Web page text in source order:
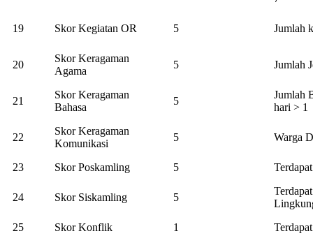
19 Skor Kegiatan OR 5 Jumlah
20
Skor Keragaman
Agama
5 Jumlah
21
Skor Keragaman
Bahasa
5
Jumlah
hari > 1
22
Skor Keragaman
Komunikasi
5 Warga
23 Skor Poskamling 5
24 Skor Siskamling 5
25
Skor Konflik 1